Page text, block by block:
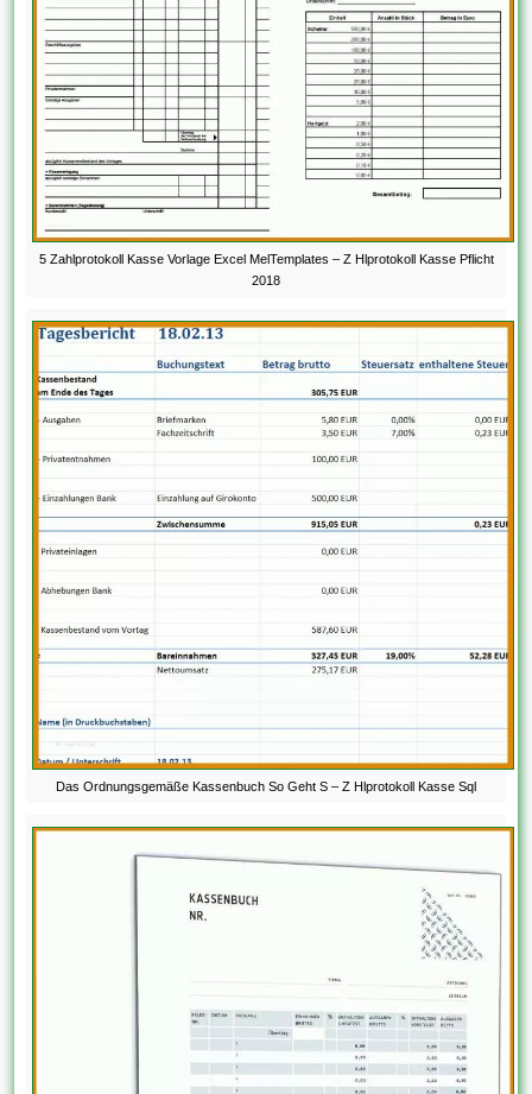
5 Zahlprotokoll Kasse Vorlage Excel MelTemplates – Z Hlprotokoll Kasse Pflicht
2018
Das Ordnungsgemäße Kassenbuch So Geht S – Z Hlprotokoll Kasse Sql